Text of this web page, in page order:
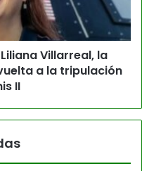
Liliana Villarreal, la
a la tripulación
II